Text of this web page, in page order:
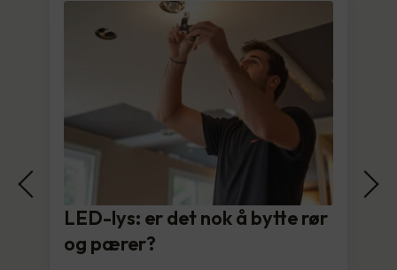
LED-lys: er det nok å bytte rør
og pærer?